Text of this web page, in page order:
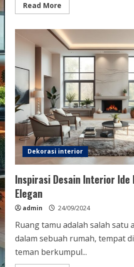
Read More
more
Interior
Dinding
Kreatif
untuk
Rumah
Anda
Dekorasi interior
Inspirasi Desain Interior Ide
Elegan
admin 24/09/2024
Ruang tamu adalah salah satu
dalam sebuah rumah, tempat
teman berkumpul...